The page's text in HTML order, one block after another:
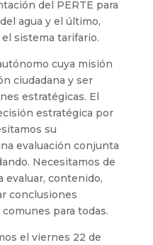
del PERTE para
agua y el último,
sistema tarifario.
cuya misión
ciudadana y ser
estratégicas. El
estratégica por
su
evaluación conjunta
Necesitamos de
evaluar, contenido,
conclusiones
para todas.
el viernes 22 de